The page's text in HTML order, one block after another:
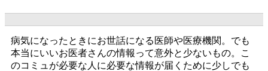
病気になったときにお世話になる医師や医療機関。でも
本当にいいお医者さんの情報って意外と少ないもの。こ
のコミュが必要な人に必要な情報が届くために少しでも